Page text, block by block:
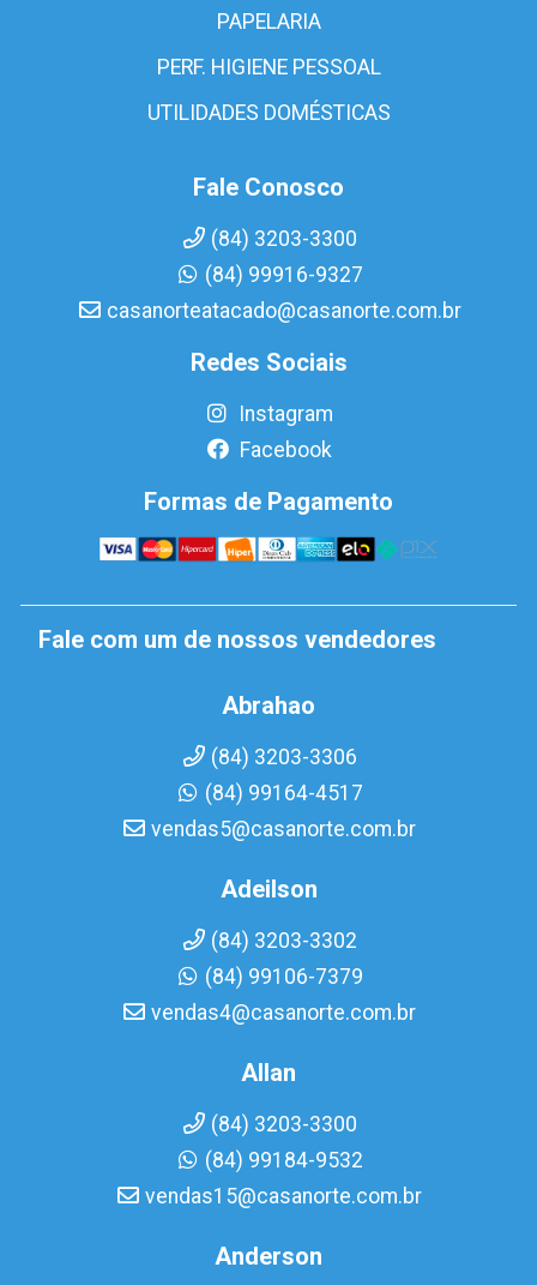
PAPELARIA
PERF. HIGIENE PESSOAL
UTILIDADES DOMÉSTICAS
Fale Conosco
(84) 3203-3300
(84) 99916-9327
casanorteatacado@casanorte.com.br
Redes Sociais
Instagram
Facebook
Formas de Pagamento
Fale com um de nossos vendedores
Abrahao
(84) 3203-3306
(84) 99164-4517
vendas5@casanorte.com.br
Adeilson
(84) 3203-3302
(84) 99106-7379
vendas4@casanorte.com.br
Allan
(84) 3203-3300
(84) 99184-9532
vendas15@casanorte.com.br
Anderson